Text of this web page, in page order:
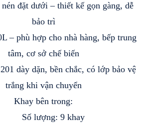
đặt dưới – thiết kế gọn gàng, dễ
bảo trì
– phù hợp cho nhà hàng, bếp trung
tâm, cơ sở chế biến
dày dặn, bền chắc, có lớp bảo vệ
trắng khi vận chuyển
Khay bên trong:
Số lượng: 9 khay